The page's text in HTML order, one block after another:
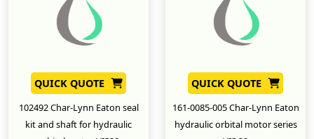
QUICK QUOTE
102492 Char-Lynn Eaton seal
kit and shaft for hydraulic
QUICK QUOTE
161-0085-005 Char-Lynn Eaton
hydraulic orbital motor series